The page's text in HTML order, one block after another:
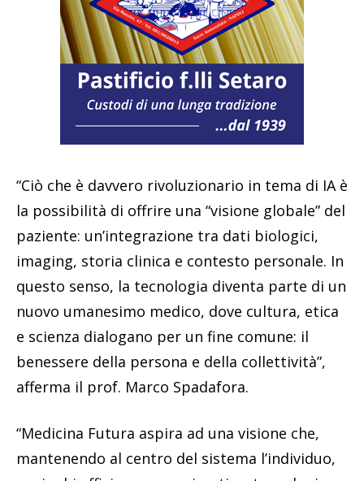
“Ciò che è davvero rivoluzionario in tema di IA è
la possibilità di offrire una “visione globale” del
paziente: un’integrazione tra dati biologici,
imaging, storia clinica e contesto personale. In
questo senso, la tecnologia diventa parte di un
nuovo umanesimo medico, dove cultura, etica
e scienza dialogano per un fine comune: il
benessere della persona e della collettività”,
afferma il prof. Marco Spadafora.
“Medicina Futura aspira ad una visione che,
mantenendo al centro del sistema l’individuo,